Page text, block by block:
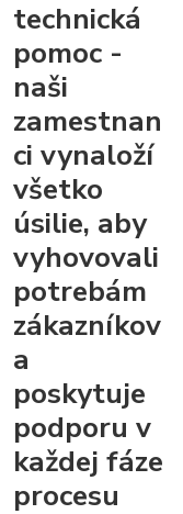
technická
pomoc -
naši
zamestnan
ci vynaloží
všetko
úsilie, aby
vyhovovali
potrebám
zákazníkov
a
poskytuje
podporu v
každej fáze
procesu